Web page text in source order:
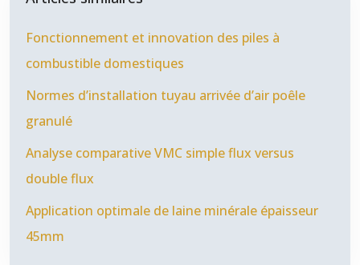
Fonctionnement et innovation des piles à
combustible domestiques
Normes d’installation tuyau arrivée d’air poêle
granulé
Analyse comparative VMC simple flux versus
double flux
Application optimale de laine minérale épaisseur
45mm